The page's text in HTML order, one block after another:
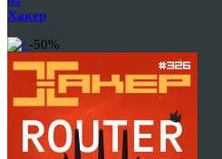
Хакер
-50%